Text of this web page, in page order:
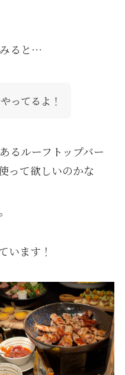
ると⋯
ってるよ！
るルーフトップバー
って欲しいのかな
います！